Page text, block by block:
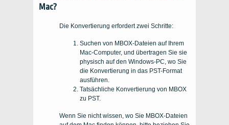
Mac?
Die Konvertierung erfordert zwei Schritte:
Suchen von MBOX-Dateien auf Ihrem
Mac-Computer, und übertragen Sie sie
physisch auf den Windows-PC, wo Sie
die Konvertierung in das PST-Format
ausführen.
Tatsächliche Konvertierung von MBOX
zu PST.
Wenn Sie nicht wissen, wo Sie MBOX-Dateien